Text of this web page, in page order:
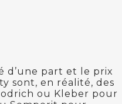
d’une part et le prix
sont, en réalité, des
ou Kleber pour